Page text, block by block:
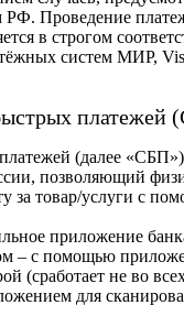
РФ. Проведение
в строгом
систем МИР,
платежей
(далее
позволяющий
за товар/услуги с
приложение
– с помощью
(сработает не во
для